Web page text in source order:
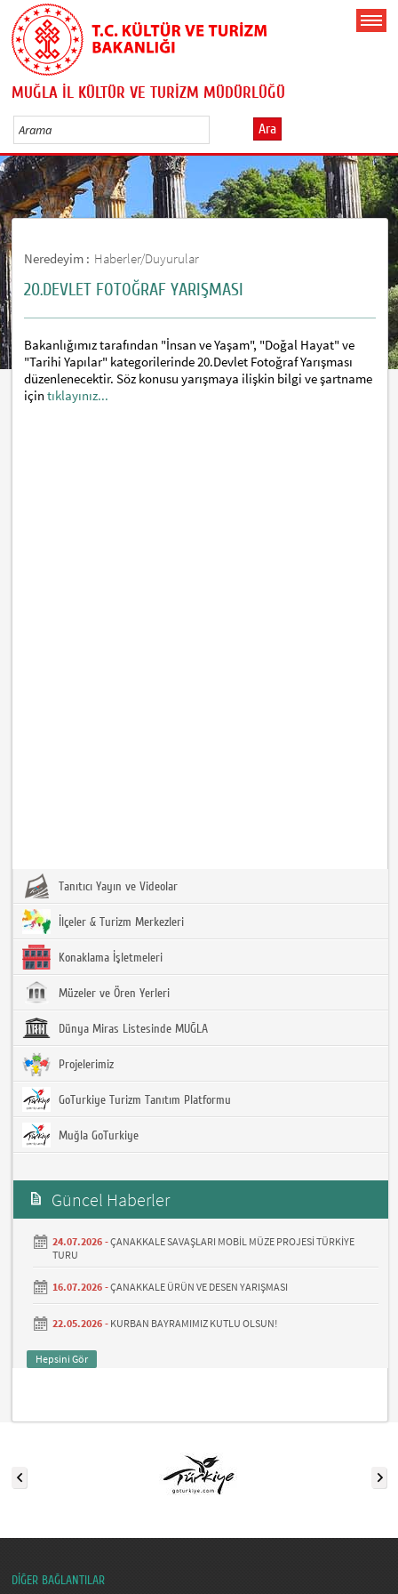
MUĞLA İL KÜLTÜR VE TURİZM MÜDÜRLÜĞÜ
Ara
Neredeyim : Haberler/Duyurular
20.DEVLET FOTOĞRAF YARIŞMASI
Bakanlığımız tarafından "İnsan ve Yaşam", "Doğal Hayat" ve
"Tarihi Yapılar" kategorilerinde 20.Devlet Fotoğraf Yarışması
düzenlenecektir. Söz konusu yarışmaya ilişkin bilgi ve şartname
içintıklayınız...
Tanıtıcı Yayın ve Videolar
İlçeler & Turizm Merkezleri
Konaklama İşletmeleri
Müzeler ve Ören Yerleri
Dünya Miras Listesinde MUĞLA
Projelerimiz
GoTurkiye Turizm Tanıtım Platformu
Muğla GoTurkiye
Güncel Haberler
24.07.2026 -ÇANAKKALE SAVAŞLARI MOBİL MÜZE PROJESİ TÜRKİYE
TURU
16.07.2026 -ÇANAKKALE ÜRÜN VE DESEN YARIŞMASI
22.05.2026 - KURBAN BAYRAMIMIZ KUTLU OLSUN!
Hepsini Gör
DİĞER BAĞLANTILAR